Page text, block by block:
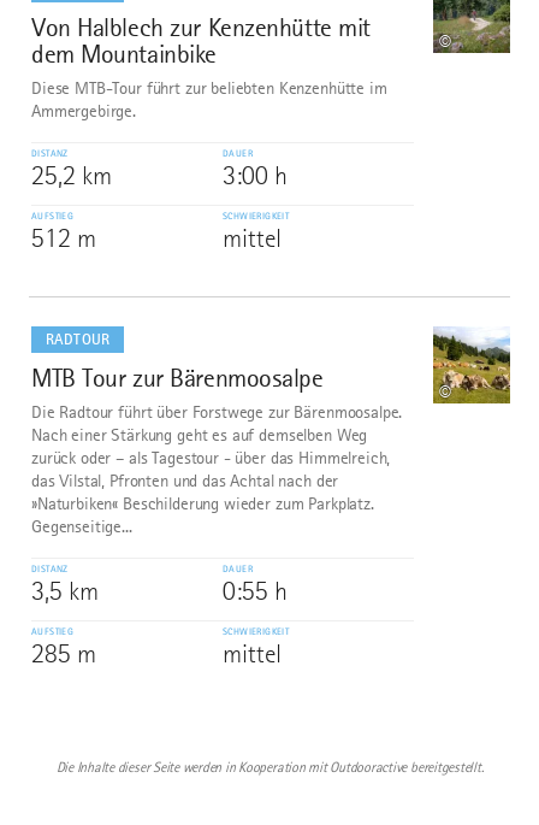
9
Von Halblech zur Kenzenhütte mit
dem Mountainbike
©
Diese MTB-Tour führt zur beliebten Kenzenhütte im
Ammergebirge.
DISTANZ
25,2 km
DAUER
3:00 h
AUFSTIEG
512 m
SCHWIERIGKEIT
mittel
RADTOUR
10
MTB Tour zur Bärenmoosalpe
©
Die Radtour führt über Forstwege zur Bärenmoosalpe.
Nach einer Stärkung geht es auf demselben Weg
zurück oder – als Tagestour - über das Himmelreich,
das Vilstal, Pfronten und das Achtal nach der
»Naturbiken« Beschilderung wieder zum Parkplatz.
Gegenseitige...
DISTANZ
3,5 km
DAUER
0:55 h
AUFSTIEG
285 m
SCHWIERIGKEIT
mittel
dazu
Die Inhalte dieser Seite werden in Kooperation mit Outdooractive bereitgestellt.